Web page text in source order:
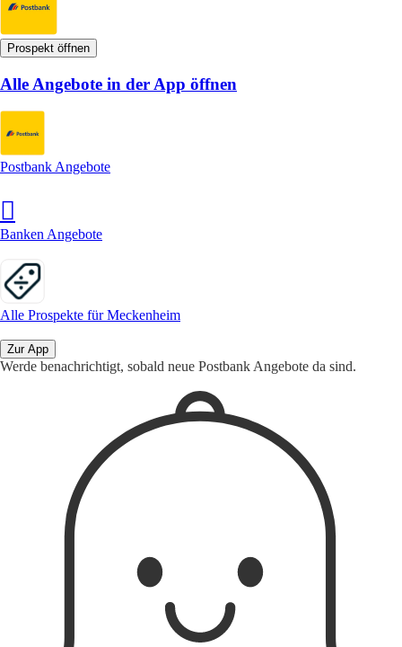
Prospekt öffnen
Alle Angebote in der App öffnen
Postbank Angebote
Banken Angebote
Alle Prospekte für Meckenheim
Zur App
Werde benachrichtigt, sobald neue Postbank Angebote da sind.